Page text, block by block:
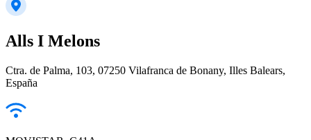
Alls I Melons
Ctra. de Palma, 103, 07250 Vilafranca de Bonany, Illes Balears,
España